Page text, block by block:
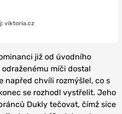
viktoria.cz
již od úvodního
míči dostal
napřed chvíli rozmýšlel, co s
se rozhodl vystřelit. Jeho
Dukly tečovat, čímž sice